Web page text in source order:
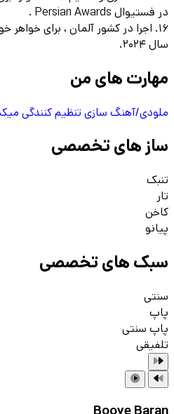
در فستیوال Persian Awards .
16. اجرا در کشور آلمان ، برای
سال 2024.
مهارت های من
ملودی/آهنگ سازی تنظیم کنندگی
ساز های تخصصی
تنبک
تار
کاخن
پیانو
سبک های تخصصی
سنتی
پاپ
پاپ سنتی
تلفیقی